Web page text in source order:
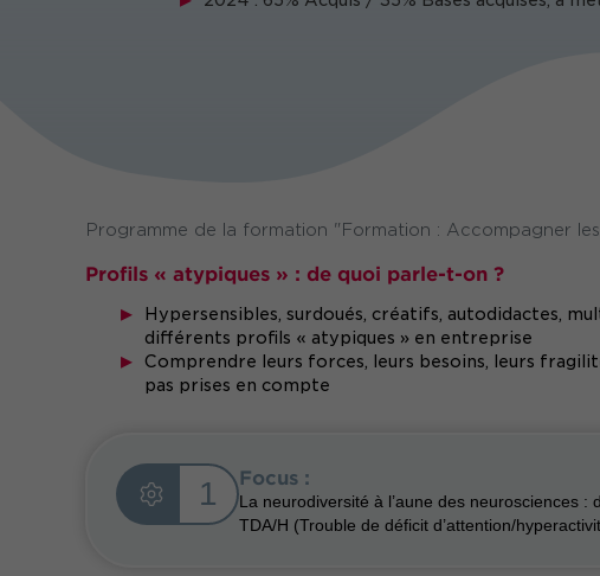
Programme de la formation "Formation : Accompagner
Profils « atypiques » : de quoi parle-t-on ?
Hypersensibles, surdoués, créatifs, autodidactes,
différents profils « atypiques » en entreprise
Comprendre leurs forces, leurs besoins, leurs
pas prises en compte
1 Focus :
La neurodiversité à l’aune des neurosciences :
TDA/H (Trouble de déficit d’attention/